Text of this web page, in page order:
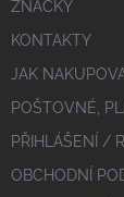
ZNAČKY
KONTAKTY
JAK
POŠTOVNÉ,
PŘIHLÁŠENÍ /
OBCHODNÍ